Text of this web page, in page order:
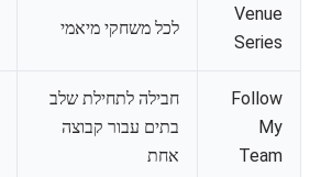
Venue
Series
לכל משחקי מיאמי
Follow
My
Team
חבילה לתחילת שלב
בתים עבור קבוצה
אחת